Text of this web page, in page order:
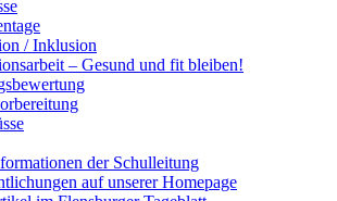
/ Inklusion
– Gesund und fit bleiben!
der Schulleitung
auf unserer Homepage